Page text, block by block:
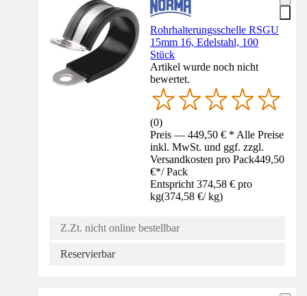
Rohrhalterungsschelle RSGU
15mm 16, Edelstahl, 100
Stück
Artikel wurde noch nicht
bewertet.
(0)
Preis — 449,50 € * Alle Preise
inkl. MwSt. und ggf. zzgl.
Versandkosten pro Pack449,50
€*/ Pack
Entspricht 374,58 € pro
kg(374,58 €/ kg)
Z.Zt. nicht online bestellbar
Reservierbar